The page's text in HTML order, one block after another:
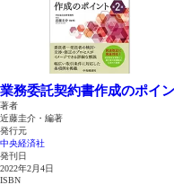
業務委託契約書作成のポイン
著者
近藤圭介・編著
発行元
中央経済社
発刊日
2022年2月4日
ISBN